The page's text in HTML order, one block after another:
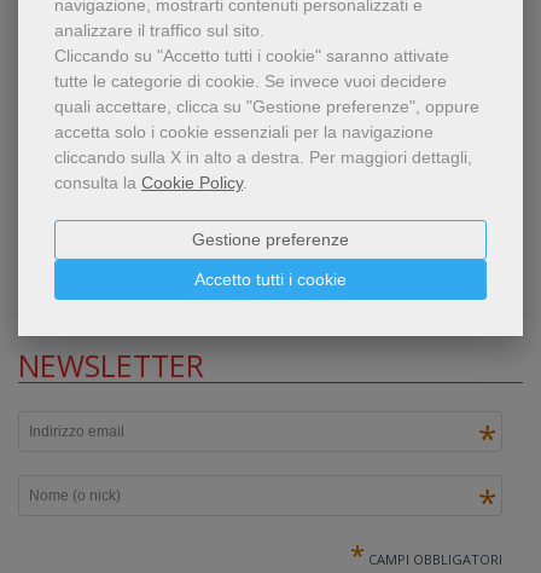
navigazione, mostrarti contenuti personalizzati e
analizzare il traffico sul sito.
Cliccando su "Accetto tutti i cookie" saranno attivate
tutte le categorie di cookie. Se invece vuoi decidere
quali accettare, clicca su "Gestione preferenze", oppure
accetta solo i cookie essenziali per la navigazione
cliccando sulla X in alto a destra. Per maggiori dettagli,
consulta la Cookie Policy.
Accetto tutti i cookie
Gestione preferenze
COLLANE
Linguaggi Contemporanei
Tessitori contemporanei
Incanti
NEWSLETTER
*
*
* CAMPI OBBLIGATORI